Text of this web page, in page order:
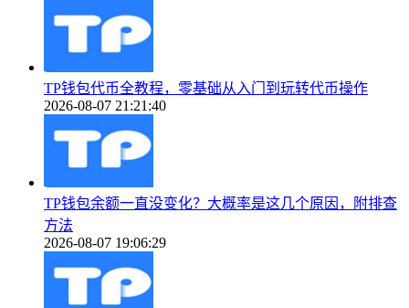
TP钱包代币全教程，零基础从入门到玩转代币操作
2026-08-07 21:21:40
TP钱包余额一直没变化？大概率是这几个原因，附排查
方法
2026-08-07 19:06:29